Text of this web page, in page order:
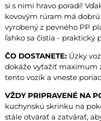
si s nimi hravo poradí!
kovovým rúram má dobrú
vyrobený z pevného PP
ľahko sa čistia - praktický
ČO DOSTANETE: Úzky
dokáže vyťažiť maximum
tento vozík a vneste
VŽDY PRIPRAVENÉ NA
kuchynskú skrinku na
stále otvárať a zatvárať,